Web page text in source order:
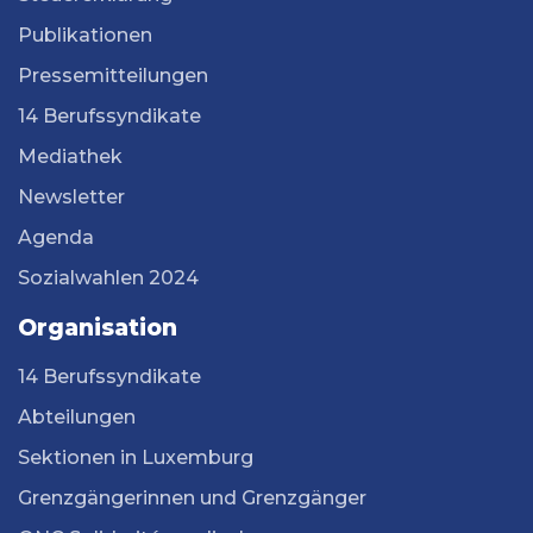
Publikationen
Pressemitteilungen
14 Berufssyndikate
Mediathek
Newsletter
Agenda
Sozialwahlen 2024
Organisation
14 Berufssyndikate
Abteilungen
Sektionen in Luxemburg
Grenzgängerinnen und Grenzgänger